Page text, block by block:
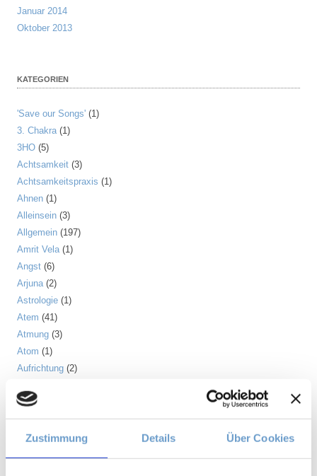
Zustimmung Details Über Cookies
Januar 2014
Oktober 2013
KATEGORIEN
'Save our Songs' (1)
3. Chakra(1)
3HO (5)
Achtsamkeit (3)
Achtsamkeitspraxis (1)
Ahnen (1)
Alleinsein (3)
Allgemein (197)
Amrit Vela(1)
Angst (6)
Arjuna(2)
Astrologie (1)
Atem (41)
Atmung (3)
Atom (1)
Aufrichtung (2)
Autonomes Nervensystem
Ayurveda(6)
Balance(5)